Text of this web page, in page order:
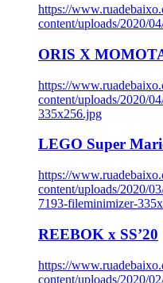
https://
content/uploads/2020/
ORIS X
https://
content/uploads/2020/
335x256.jpg
LEGO Super
https://
content/uploads/2020/
7193-fileminimizer-
REEBOK x SS’20
https://
content/uploads/2020/